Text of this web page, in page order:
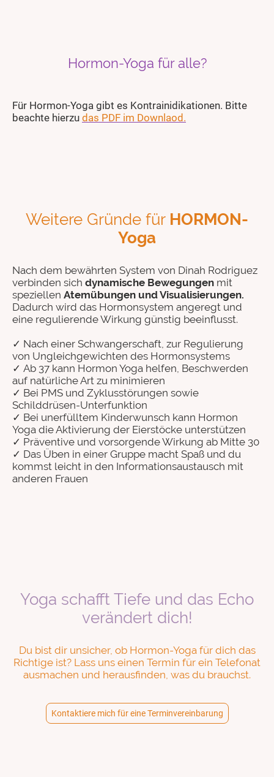
Hormon-Yoga für alle?
Für Hormon-Yoga gibt es Kontrainidikationen. Bitte
beachte hierzu das PDF im Downlaod.
Weitere Gründe für HORMON-
Yoga
Nach dem bewährten System von Dinah Rodriguez
verbinden sich dynamische Bewegungen mit
speziellen Atemübungen und Visualisierungen.
Dadurch wird das Hormonsystem angeregt und
eine regulierende Wirkung günstig beeinflusst.
✓ Nach einer Schwangerschaft, zur Regulierung
von Ungleichgewichten des Hormonsystems
✓ Ab 37 kann Hormon Yoga helfen, Beschwerden
auf natürliche Art zu minimieren
✓ Bei PMS und Zyklusstörungen sowie
Schilddrüsen-Unterfunktion
✓ Bei unerfülltem Kinderwunsch kann Hormon
Yoga die Aktivierung der Eierstöcke unterstützen
✓ Präventive und vorsorgende Wirkung ab Mitte 30
✓ Das Üben in einer Gruppe macht Spaß und du
kommst leicht in den Informationsaustausch mit
anderen Frauen
Yoga schafft Tiefe und das Echo
verändert dich!
Du bist dir unsicher, ob Hormon-Yoga für dich das
Richtige ist? Lass uns einen Termin für ein Telefonat
ausmachen und herausfinden, was du brauchst.
Kontaktiere mich für eine Terminvereinbarung